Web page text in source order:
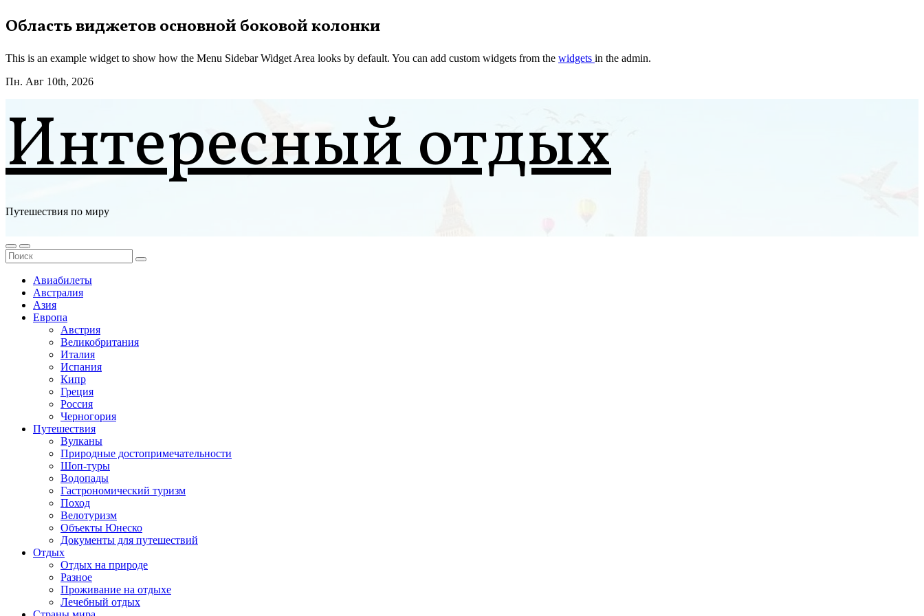
Перейти
к
Область виджетов основной боковой колонки
This is an example widget to show how the Menu Sidebar Widget Area looks by default. You can add custom widgets from the widgets in the admin.
Пн. Авг 10th, 2026
Интересный отдых
Путешествия по миру
Авиабилеты
Австралия
Азия
Европа
Австрия
Великобритания
Италия
Испания
Кипр
Греция
Россия
Черногория
Путешествия
Вулканы
Природные достопримечательности
Шоп-туры
Водопады
Гастрономический туризм
Поход
Велотуризм
Объекты Юнеско
Документы для путешествий
Отдых
Отдых на природе
Разное
Проживание на отдыхе
Лечебный отдых